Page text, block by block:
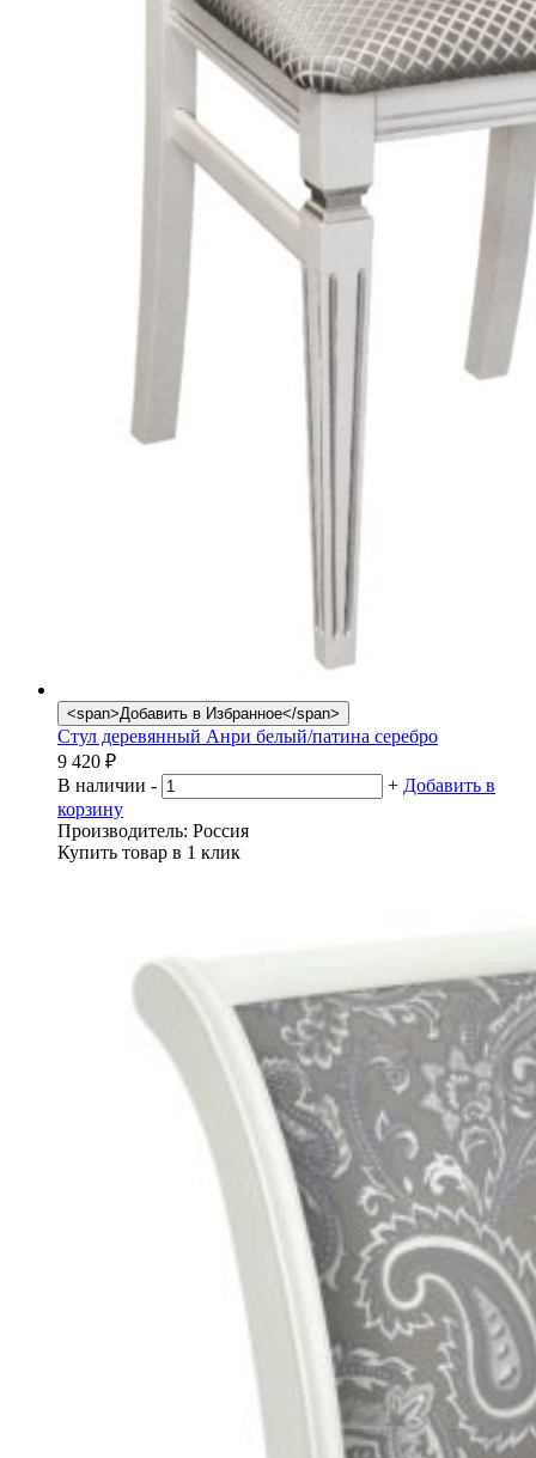
<span>Добавить в Избранное</span>
Стул деревянный Анри белый/патина серебро
9 420 ₽
В наличии - + Добавить в
корзину
Производитель: Россия
Купить товар в 1 клик